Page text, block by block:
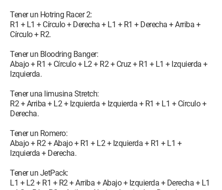
Tener un Hotring Racer 2:
R1 + L1 + Círculo + Derecha + L1 + R1 + Derecha + Arriba +
Círculo + R2.
Tener un Bloodring Banger:
Abajo + R1 + Círculo + L2 + R2 + Cruz + R1 + L1 + Izquierda +
Izquierda.
Tener una limusina Stretch:
R2 + Arriba + L2 + Izquierda + Izquierda + R1 + L1 + Círculo +
Derecha.
Tener un Romero:
Abajo + R2 + Abajo + R1 + L2 + Izquierda + R1 + L1 +
Izquierda + Derecha.
Tener un JetPack:
L1 + L2 + R1 + R2 + Arriba + Abajo + Izquierda + Derecha + L1